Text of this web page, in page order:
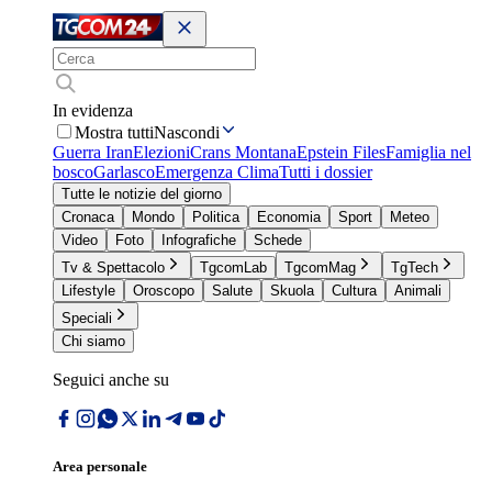
In evidenza
Mostra tuttiNascondi
Guerra IranElezioniCrans MontanaEpstein FilesFamiglia nel
boscoGarlascoEmergenza ClimaTutti i dossier
Tutte le notizie del giorno
Cronaca
Mondo Politica Economia Sport
Meteo
Video
Foto Infografiche
Schede
Tv & Spettacolo
TgcomLab TgcomMag
TgTech
Lifestyle
Oroscopo Salute Skuola Cultura
Animali
Speciali
Chi siamo
Seguici anche su
Area personale